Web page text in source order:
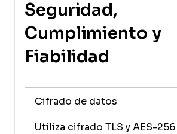
Seguridad,
Cumplimiento y
Fiabilidad
Cifrado de datos
Utiliza cifrado TLS y AES-